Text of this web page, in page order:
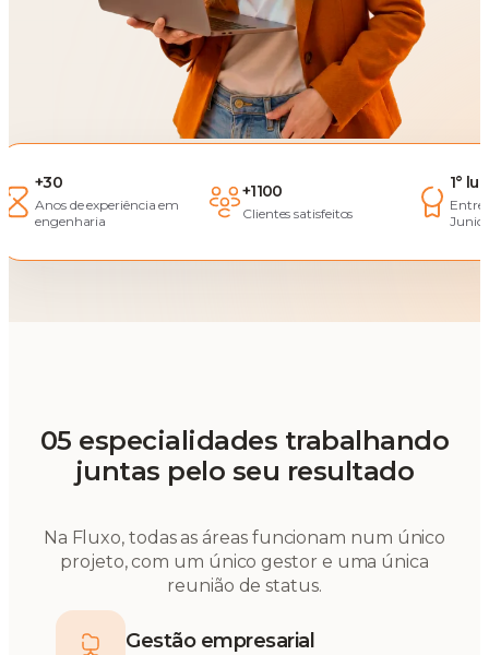
+30
Anos de experiência em
engenharia
+1100
Clientes satisfeitos
1°
Entre
05 especialidades trabalhando
juntas pelo seu resultado
Na Fluxo, todas as áreas funcionam num único
projeto, com um único gestor e uma única
reunião de status.
Gestão empresarial